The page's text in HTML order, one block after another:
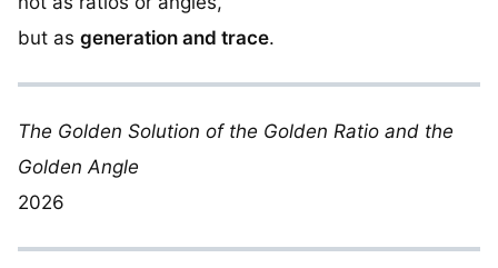
but as generation and trace.
The Golden Solution of the Golden Ratio and the
Golden Angle
2026